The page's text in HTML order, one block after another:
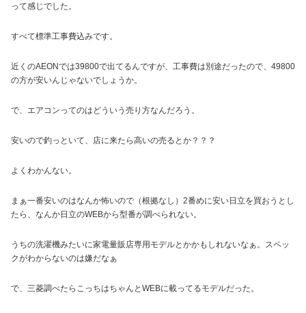
って感じでした。
すべて標準工事費込みです。
近くのAEONでは39800で出てるんですが、工事費は別途だったので、49800
の方が安いんじゃないでしょうか。
で、エアコンってのはどういう売り方なんだろう。
安いので釣っといて、店に来たら高いの売るとか？？？
よくわかんない。
まぁ一番安いのはなんか怖いので（根拠なし）2番めに安い日立を買おうとし
たら、なんか日立のWEBから型番が調べられない。
うちの洗濯機みたいに家電量販店専用モデルとかかもしれないなぁ。スペッ
クがわからないのは嫌だなぁ
で、三菱調べたらこっちはちゃんとWEBに載ってるモデルだった。